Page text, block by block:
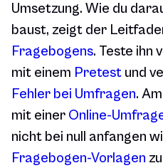
Umsetzung. Wie du
baust, zeigt der
Fragebogens. Teste ihn
mit einem Pretest und
Fehler bei Umfragen.
mit einer Online-
nicht bei null anfangen
Fragebogen-Vorlagen